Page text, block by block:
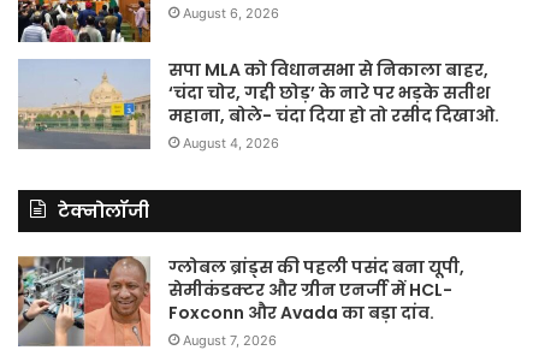
August 6, 2026
सपा MLA को विधानसभा से निकाला बाहर,
‘चंदा चोर, गद्दी छोड़’ के नारे पर भड़के सतीश
महाना, बोले- चंदा दिया हो तो रसीद दिखाओ.
August 4, 2026
टेक्नोलॉजी
ग्लोबल ब्रांड्स की पहली पसंद बना यूपी,
सेमीकंडक्टर और ग्रीन एनर्जी में HCL-
Foxconn और Avada का बड़ा दांव.
August 7, 2026